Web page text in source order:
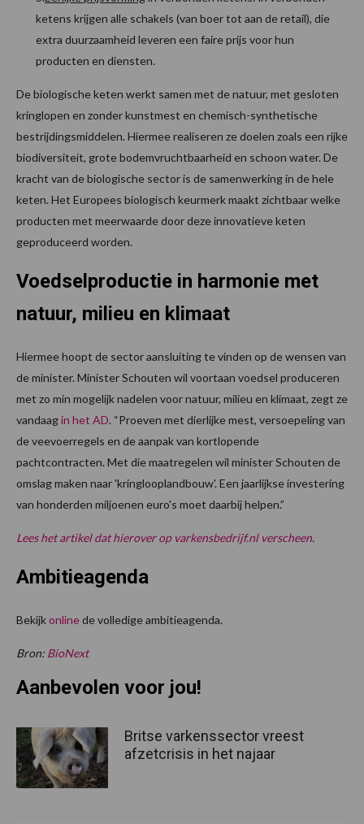
ketens krijgen alle schakels (van boer tot aan de retail), die
extra duurzaamheid leveren een faire prijs voor hun
producten en diensten.
De biologische keten werkt samen met de natuur, met gesloten
kringlopen en zonder kunstmest en chemisch-synthetische
bestrijdingsmiddelen. Hiermee realiseren ze doelen zoals een rijke
biodiversiteit, grote bodemvruchtbaarheid en schoon water. De
kracht van de biologische sector is de samenwerking in de hele
keten. Het Europees biologisch keurmerk maakt zichtbaar welke
producten met meerwaarde door deze innovatieve keten
geproduceerd worden.
Voedselproductie in harmonie met
natuur, milieu en klimaat
Hiermee hoopt de sector aansluiting te vinden op de wensen van
de minister. Minister Schouten wil voortaan voedsel produceren
met zo min mogelijk nadelen voor natuur, milieu en klimaat, zegt ze
vandaagin het AD. “Proeven met dierlijke mest, versoepeling van
de veevoerregels en de aanpak van kortlopende
pachtcontracten. Met die maatregelen wil minister Schouten de
omslag maken naar 'kringlooplandbouw'. Een jaarlijkse investering
van honderden miljoenen euro's moet daarbij helpen.”
Lees het artikel dat hierover op varkensbedrijf.nl verscheen.
Ambitieagenda
Bekijkonlinede volledige ambitieagenda.
Bron: BioNext
Aanbevolen voor jou!
Britse varkenssector vreest
afzetcrisis in het najaar